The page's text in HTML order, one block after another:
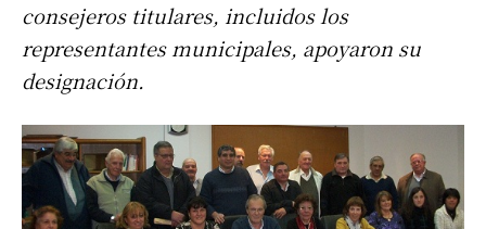
consejeros titulares, incluidos los
representantes municipales, apoyaron su
designación.